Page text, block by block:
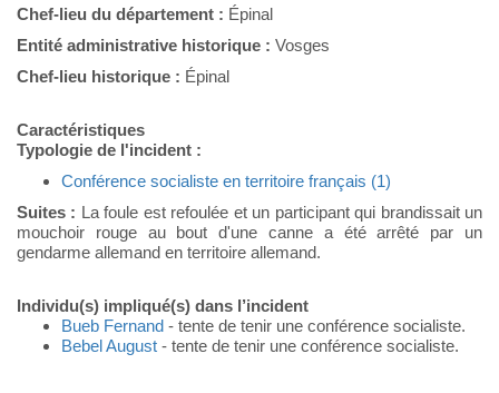
Chef-lieu du département : Épinal
Entité administrative historique : Vosges
Chef-lieu historique : Épinal
Caractéristiques
Typologie de l'incident :
Conférence socialiste en territoire français (1)
Suites : La foule est refoulée et un participant qui brandissait un
mouchoir rouge au bout d'une canne a été arrêté par un
gendarme allemand en territoire allemand.
Individu(s) impliqué(s) dans l’incident
Bueb Fernand - tente de tenir une conférence socialiste.
Bebel August - tente de tenir une conférence socialiste.